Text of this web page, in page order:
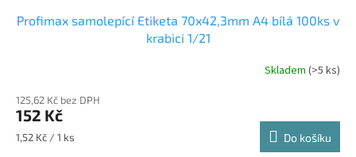
Profimax samolepící Etiketa 70x42,3mm A4 bílá 100ks v
krabici 1/21
Skladem (>5 ks)
125,62 Kč bez DPH
152 Kč
Měrná
1,52 Kč / 1 ks Do košíku